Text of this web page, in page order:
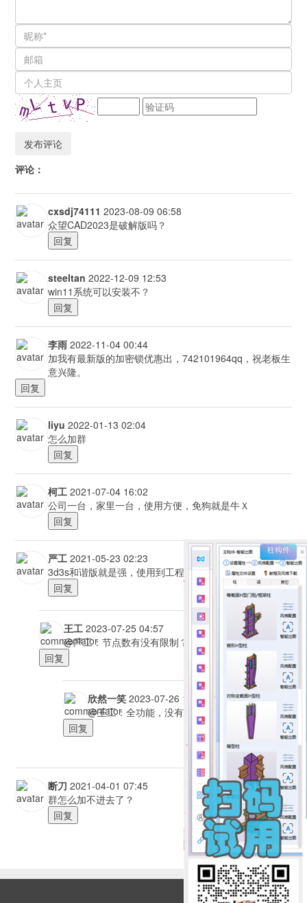
评论：
cxsdj74111 2023-08-09 06:58
众望CAD2023是破解版吗？
回复
steeltan 2022-12-09 12:53
win11系统可以安装不？
回复
李雨 2022-11-04 00:44
加我有最新版的加密锁优惠出，742101964qq，祝老板生
意兴隆。
回复
liyu 2022-01-13 02:04
怎么加群
回复
柯工 2021-07-04 16:02
公司一台，家里一台，使用方便，免狗就是牛Ｘ
回复
严工 2021-05-23 02:23
3d3s和谐版就是强，使用到工程中都没什么问题.[S21]
回复
王工 2023-07-25 04:57
@严工：节点数有没有限制？
回复
欣然一笑 2023-07-26 12:34
@王工：全功能，没有任何限制
回复
断刀 2021-04-01 07:45
群怎么加不进去了？
回复